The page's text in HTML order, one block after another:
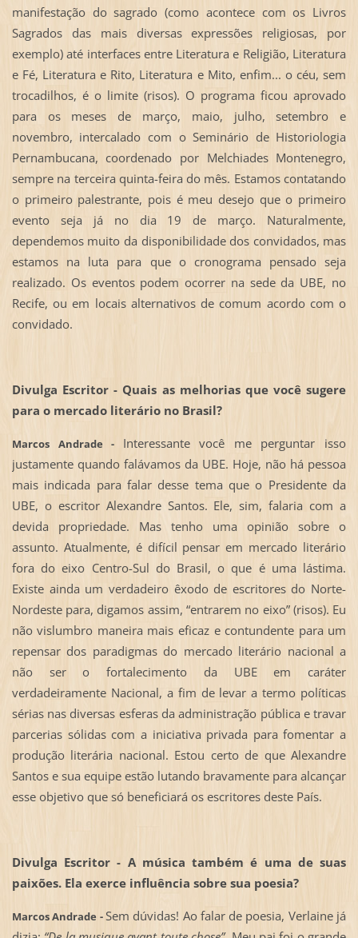
manifestação do sagrado (como acontece com os Livros
Sagrados das mais diversas expressões religiosas, por
exemplo) até interfaces entre Literatura e Religião, Literatura
e Fé, Literatura e Rito, Literatura e Mito, enfim... o céu, sem
trocadilhos, é o limite (risos). O programa ficou aprovado
para os meses de março, maio, julho, setembro e
novembro, intercalado com o Seminário de Historiologia
Pernambucana, coordenado por Melchiades Montenegro,
sempre na terceira quinta-feira do mês. Estamos contatando
o primeiro palestrante, pois é meu desejo que o primeiro
evento seja já no dia 19 de março. Naturalmente,
dependemos muito da disponibilidade dos convidados, mas
estamos na luta para que o cronograma pensado seja
realizado. Os eventos podem ocorrer na sede da UBE, no
Recife, ou em locais alternativos de comum acordo com o
convidado.
Divulga Escritor - Quais as melhorias que você sugere
para o mercado literário no Brasil?
Marcos Andrade - Interessante você me perguntar isso
justamente quando falávamos da UBE. Hoje, não há pessoa
mais indicada para falar desse tema que o Presidente da
UBE, o escritor Alexandre Santos. Ele, sim, falaria com a
devida propriedade. Mas tenho uma opinião sobre o
assunto. Atualmente, é difícil pensar em mercado literário
fora do eixo Centro-Sul do Brasil, o que é uma lástima.
Existe ainda um verdadeiro êxodo de escritores do Norte-
Nordeste para, digamos assim, “entrarem no eixo” (risos). Eu
não vislumbro maneira mais eficaz e contundente para um
repensar dos paradigmas do mercado literário nacional a
não ser o fortalecimento da UBE em caráter
verdadeiramente Nacional, a fim de levar a termo políticas
sérias nas diversas esferas da administração pública e travar
parcerias sólidas com a iniciativa privada para fomentar a
produção literária nacional. Estou certo de que Alexandre
Santos e sua equipe estão lutando bravamente para alcançar
esse objetivo que só beneficiará os escritores deste País.
Divulga Escritor - A música também é uma de suas
paixões. Ela exerce influência sobre sua poesia?
Marcos Andrade -Sem dúvidas! Ao falar de poesia, Verlaine já